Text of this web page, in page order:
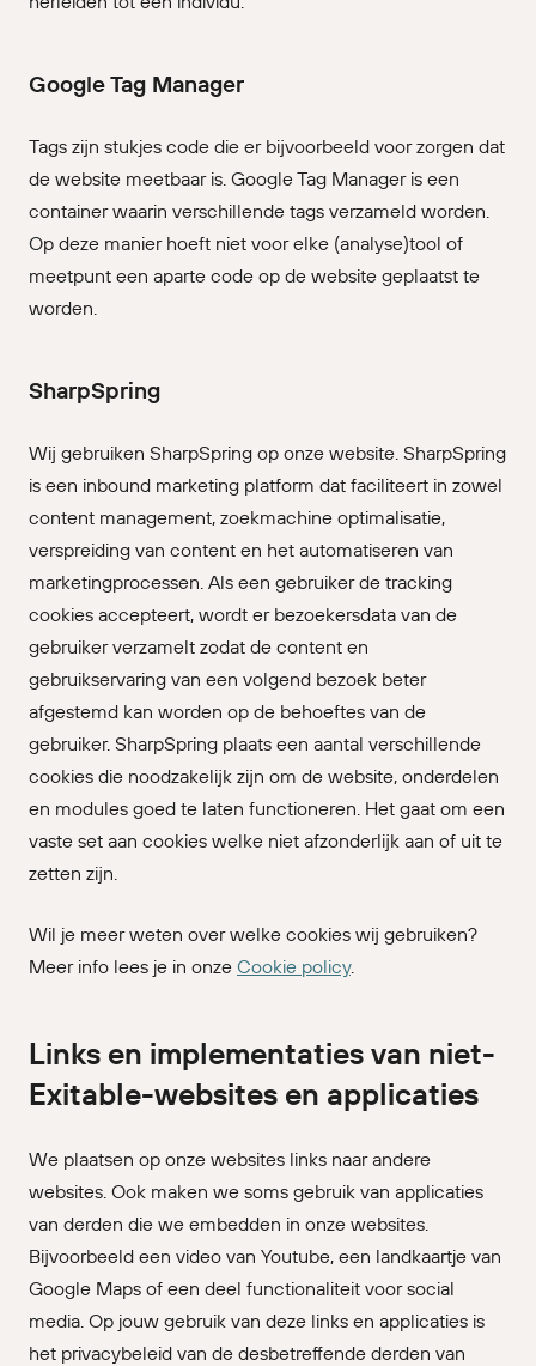
Google Tag Manager
Tags zijn stukjes code die er bijvoorbeeld voor zorgen dat
de website meetbaar is. Google Tag Manager is een
container waarin verschillende tags verzameld worden.
Op deze manier hoeft niet voor elke (analyse)tool of
meetpunt een aparte code op de website geplaatst te
worden.
SharpSpring
Wij gebruiken SharpSpring op onze website. SharpSpring
is een inbound marketing platform dat faciliteert in zowel
content management, zoekmachine optimalisatie,
verspreiding van content en het automatiseren van
marketingprocessen. Als een gebruiker de tracking
cookies accepteert, wordt er bezoekersdata van de
gebruiker verzamelt zodat de content en
gebruikservaring van een volgend bezoek beter
afgestemd kan worden op de behoeftes van de
gebruiker. SharpSpring plaats een aantal verschillende
cookies die noodzakelijk zijn om de website, onderdelen
en modules goed te laten functioneren. Het gaat om een
vaste set aan cookies welke niet afzonderlijk aan of uit te
zetten zijn.
Wil je meer weten over welke cookies wij gebruiken?
Meer info lees je in onze Cookie policy.
Links en implementaties van niet-
Exitable-websites en applicaties
We plaatsen op onze websites links naar andere
websites. Ook maken we soms gebruik van applicaties
van derden die we embedden in onze websites.
Bijvoorbeeld een video van Youtube, een landkaartje van
Google Maps of een deel functionaliteit voor social
media. Op jouw gebruik van deze links en applicaties is
het privacybeleid van de desbetreffende derden van